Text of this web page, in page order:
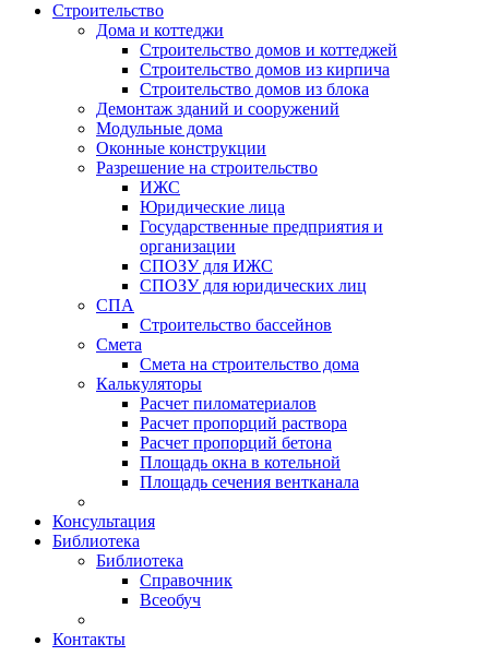
Строительство
Дома и коттеджи
Строительство домов и коттеджей
Строительство домов из кирпича
Строительство домов из блока
Демонтаж зданий и сооружений
Модульные дома
Оконные конструкции
Разрешение на строительство
ИЖС
Юридические лица
Государственные предприятия и
организации
СПОЗУ для ИЖС
СПОЗУ для юридических лиц
СПА
Строительство бассейнов
Смета
Смета на строительство дома
Калькуляторы
Расчет пиломатериалов
Расчет пропорций раствора
Расчет пропорций бетона
Площадь окна в котельной
Площадь сечения вентканала
Консультация
Библиотека
Библиотека
Справочник
Всеобуч
Контакты